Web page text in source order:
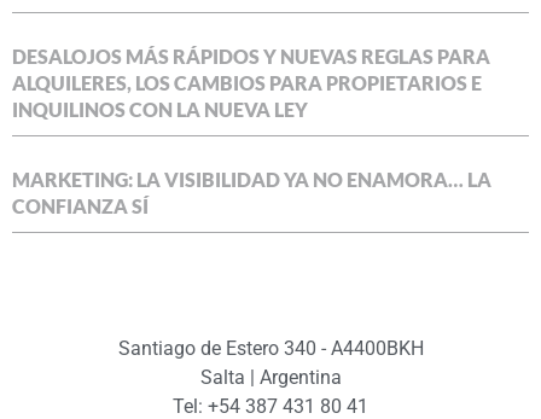
DESALOJOS MÁS RÁPIDOS Y NUEVAS REGLAS PARA
ALQUILERES, LOS CAMBIOS PARA PROPIETARIOS E
INQUILINOS CON LA NUEVA LEY
MARKETING: LA VISIBILIDAD YA NO ENAMORA… LA
CONFIANZA SÍ
Santiago de Estero 340 - A4400BKH
Salta | Argentina
Tel: +54 387 431 80 41